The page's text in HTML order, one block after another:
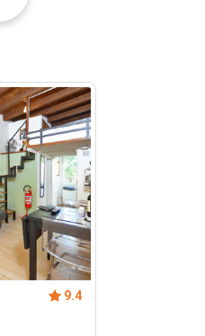
9.4